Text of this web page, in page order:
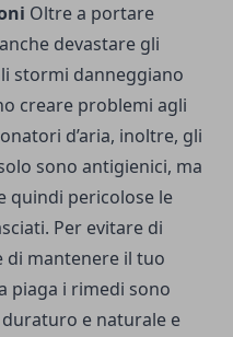
Oltre a portare
devastare gli
stormi danneggiano
creare problemi agli
d’aria, inoltre, gli
sono antigienici, ma
quindi pericolose le
Per evitare di
di mantenere il tuo
piaga i rimedi sono
e naturale e